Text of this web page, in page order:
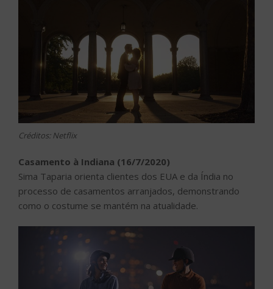
Créditos: Netflix
Casamento à Indiana (16/7/2020)
Sima Taparia orienta clientes dos EUA e da Índia no
processo de casamentos arranjados, demonstrando
como o costume se mantém na atualidade.